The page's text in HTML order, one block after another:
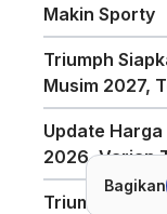
Makin Sporty
Triumph
Musim 2027,
Update
2026, Varian
Triumph
Bagikan